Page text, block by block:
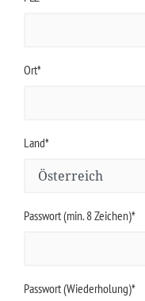
Ort*
Land*
Passwort (min. 8 Zeichen)*
Passwort (Wiederholung)*